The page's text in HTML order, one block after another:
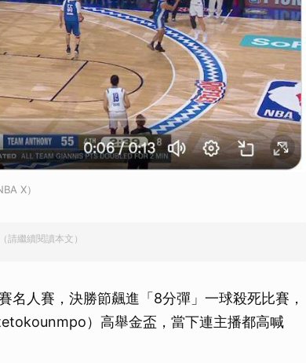
X）
請繼續閱讀本文）
名人賽，決勝節飆進「8分彈」一球殺死比賽，
）高舉金盃，當下連主播都高喊